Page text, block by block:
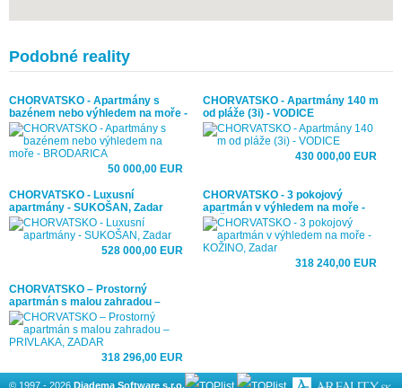
Podobné reality
CHORVATSKO - Apartmány s
bazénem nebo výhledem na moře -
BRODARICA
50 000,00 EUR
CHORVATSKO - Apartmány 140 m
od pláže (3i) - VODICE
430 000,00 EUR
CHORVATSKO - Luxusní
apartmány - SUKOŠAN, Zadar
528 000,00 EUR
CHORVATSKO - 3 pokojový
apartmán v výhledem na moře -
KOŽINO, Zadar
318 240,00 EUR
CHORVATSKO – Prostorný
apartmán s malou zahradou –
PRIVLAKA, ZADAR
318 296,00 EUR
© 1997 - 2026 Diadema Software s.r.o.